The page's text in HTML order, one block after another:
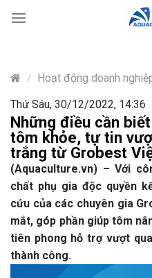
content
/ Hoạt động doanh
Thứ Sáu, 30/12/2022, 14:36
Những điều cần
tôm khỏe, tự tin
trắng từ Grobest
(Aquaculture.vn) – Với
chất phụ gia độc quyền
cứu của các chuyên gia
mắt, góp phần giúp tôm
tiên phong hỗ trợ vượt
thành công.